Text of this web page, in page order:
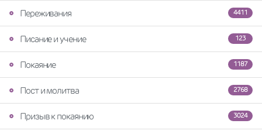
4411
Переживания
123
Писание и учение
1187
Покаяние
2768
Пост и молитва
3024
Призыв к покаянию